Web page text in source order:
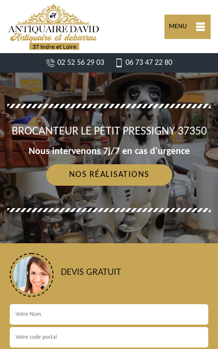
MENU
02 52 56 29 03 06 73 47 22 80
BROCANTEUR LE PETIT PRESSIGNY 37350
Nous intervenons 7j/7 en cas d'urgence
NOS RÉALISATIONS
DEVIS GRATUIT